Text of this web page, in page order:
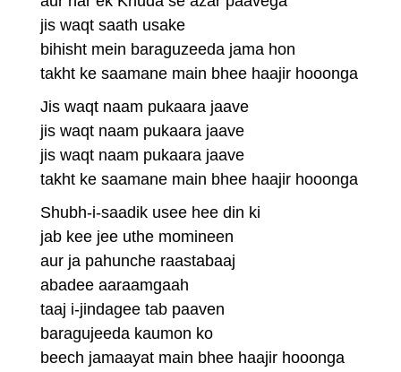
jis waqt saath usake
bihisht mein baraguzeeda jama hon
takht ke saamane main bhee haajir hooonga
Jis waqt naam pukaara jaave
jis waqt naam pukaara jaave
jis waqt naam pukaara jaave
takht ke saamane main bhee haajir hooonga
Shubh-i-saadik usee hee din ki
jab kee jee uthe momineen
aur ja pahunche raastabaaj
abadee aaraamgaah
taaj i-jindagee tab paaven
baragujeeda kaumon ko
beech jamaayat main bhee haajir hooonga